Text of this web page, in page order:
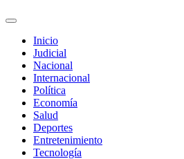
Inicio
Judicial
Nacional
Internacional
Política
Economía
Salud
Deportes
Entretenimiento
Tecnología